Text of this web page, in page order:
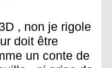
, non je rigole
doit être
un conte de